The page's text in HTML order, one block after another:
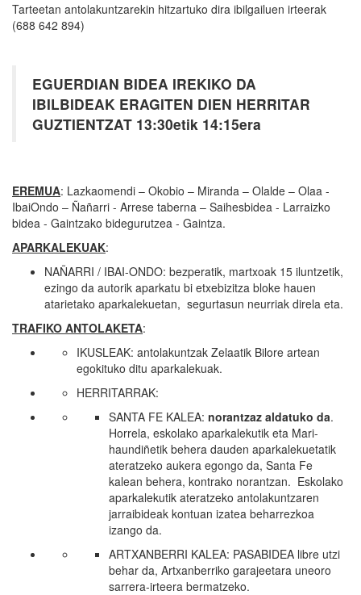
Tarteetan antolakuntzarekin hitzartuko dira ibilgailuen irteerak
(688 642 894)
EGUERDIAN BIDEA IREKIKO DA
IBILBIDEAK ERAGITEN DIEN HERRITAR
GUZTIENTZAT 13:30etik 14:15era
EREMUA: Lazkaomendi – Okobio – Miranda – Olalde – Olaa -
IbaiOndo – Ñañarri - Arrese taberna – Saihesbidea - Larraizko
bidea - Gaintzako bidegurutzea - Gaintza.
APARKALEKUAK:
NAÑARRI / IBAI-ONDO: bezperatik, martxoak 15 iluntzetik,
ezingo da autorik aparkatu bi etxebizitza bloke hauen
atarietako aparkalekuetan, segurtasun neurriak direla eta.
TRAFIKO ANTOLAKETA:
IKUSLEAK: antolakuntzak Zelaatik Bilore artean
egokituko ditu aparkalekuak.
HERRITARRAK:
SANTA FE KALEA: norantzaz aldatuko da.
Horrela, eskolako aparkalekutik eta Mari-
haundiñetik behera dauden aparkalekuetatik
ateratzeko aukera egongo da, Santa Fe
kalean behera, kontrako norantzan. Eskolako
aparkalekutik ateratzeko antolakuntzaren
jarraibideak kontuan izatea beharrezkoa
izango da.
ARTXANBERRI KALEA: PASABIDEA libre utzi
behar da, Artxanberriko garajeetara uneoro
sarrera-irteera bermatzeko.